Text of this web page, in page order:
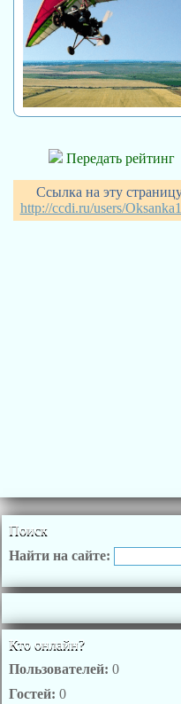
Передать рейтинг
Ссылка на эту
http://ccdi.ru/users/
Поиск
Найти на сайте:
Кто онлайн?
Пользователей: 0
Гостей: 0